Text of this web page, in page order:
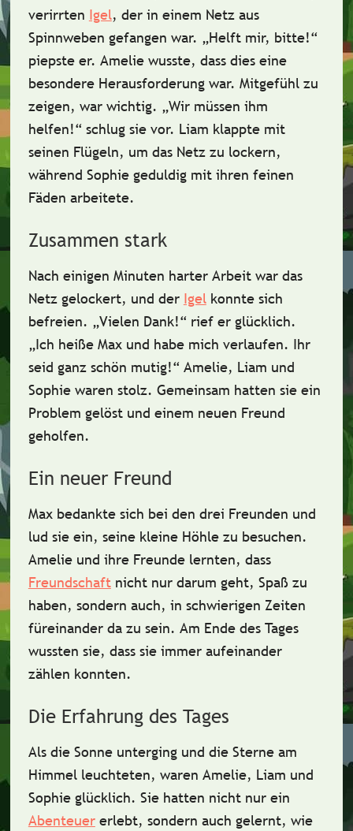
verirrten Igel, der in einem Netz aus
Spinnweben gefangen war. „Helft mir, bitte!“
piepste er. Amelie wusste, dass dies eine
besondere Herausforderung war. Mitgefühlzu
zeigen, war wichtig. „Wir müssen ihm
helfen!“ schlug sie vor. Liam klappte mit
seinen Flügeln, um das Netz zu lockern,
während Sophie geduldig mit ihren feinen
Fäden arbeitete.
Zusammen stark
Nach einigen Minuten harter Arbeit war das
Netz gelockert, und der Igelkonnte sich
befreien. „Vielen Dank!“ rief er glücklich.
„Ich heiße Max und habe mich verlaufen. Ihr
seid ganz schön mutig!“ Amelie, Liam und
Sophie waren stolz. Gemeinsam hatten sie ein
Problem gelöstund einem neuen Freund
geholfen.
Ein neuer Freund
Max bedankte sich bei den drei Freunden und
lud sie ein, seine kleine Höhle zu besuchen.
Amelie und ihre Freunde lernten, dass
Freundschaftnicht nur darum geht, Spaß zu
haben, sondern auch, in schwierigen Zeiten
füreinander da zu sein. Am Ende des Tages
wussten sie, dass sie immer aufeinander
zählen konnten.
Die Erfahrung des Tages
Als die Sonne unterging und die Sterne am
Himmel leuchteten, waren Amelie, Liam und
Sophie glücklich. Sie hatten nicht nur ein
Abenteuererlebt, sondern auch gelernt, wie